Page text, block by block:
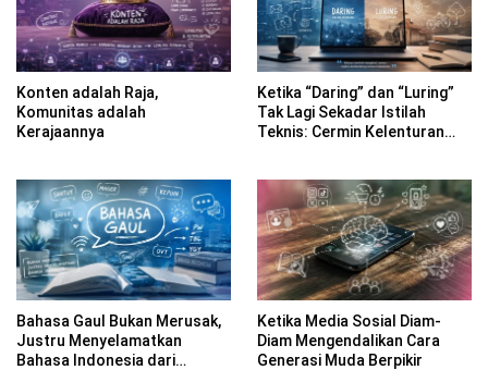
Konten adalah Raja,
Komunitas adalah
Kerajaannya
Ketika “Daring” dan “Luring”
Tak Lagi Sekadar Istilah
Teknis: Cermin Kelenturan
Bahasa Gaul Bukan Merusak,
Justru Menyelamatkan
Bahasa Indonesia dari
Ketika Media Sosial Diam-
Diam Mengendalikan Cara
Generasi Muda Berpikir